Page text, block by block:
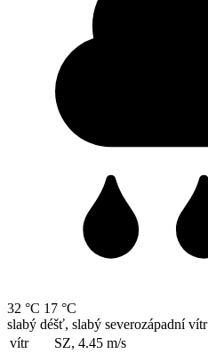
32 °C 17 °C
slabý déšť, slabý severozápadní vítr
vítr
SZ, 4.45 m/s